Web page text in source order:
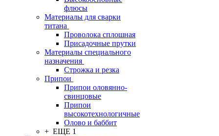
флюсы
Материалы для сварки
титана
Проволока сплошная
Присадочные прутки
Материалы специального
назначения
Строжка и резка
Припои
Припои оловянно-
свинцовые
Припои
высокотехнологичные
Олово и баббит
+ ЕЩЕ 1